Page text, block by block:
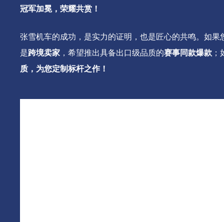
冠军加冕，荣耀共赏！
张雪机车的成功，是实力的证明，也是匠心的共鸣。如果
是跨境卖家 ，希望推出具备出口级品质的赛事同款爆款
质，为您定制标杆之作！